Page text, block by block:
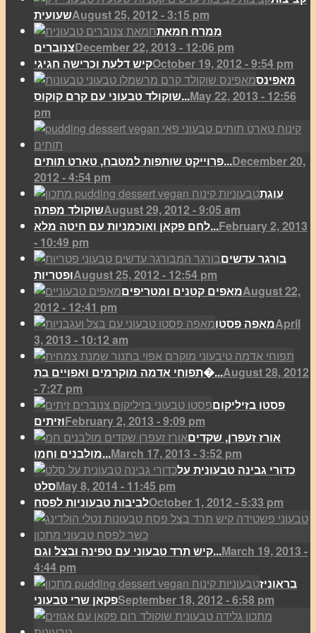
שעועיתAugust 25, 2012 - 3:15 pm
ממרח חמאת
צנובריםDecember 22, 2013 - 12:06 pm
קיש דלעת וכרישה חגיגיOctober 19, 2012 - 9:54 pm
מאפינס
שוקולד טבעוני עם קרם קוקוס...May 22, 2013 - 12:56
pm
פרוייקט שותפות למטבח, טארט תותים...December 20,
2012 - 4:54 pm
עוגת
שוקולד מפתהAugust 29, 2012 - 9:05 am
לחם פקאן ואוכמניות עם חיטה מלא...February 2, 2013
- 10:49 pm
בורגר עדשים
ופטריותAugust 25, 2012 - 12:54 pm
מאפים קטנים ומטריפיםAugust 22,
2012 - 12:41 pm
מאפה פסטוApril
3, 2013 - 10:12 am
תפוחי אדמה מוקרמים ואפויים בת�...August 28, 2012
- 7:27 pm
פסטו בזיליקום
וזיתיםFebruary 2, 2013 - 9:09 pm
אורז זעפרן, שקדים
מולבנים וחמו...March 17, 2013 - 3:52 pm
כדורי גבינה טבעונית על
סלטMay 8, 2014 - 11:45 pm
לביבות טבעוניות לפסחOctober 1, 2012 - 5:33 pm
קיש תרד טבעוני עם טפינה ובצל וגם...March 19, 2013 -
4:44 pm
בראוניז
פקאן שרי טבעוניSeptember 18, 2012 - 6:58 pm